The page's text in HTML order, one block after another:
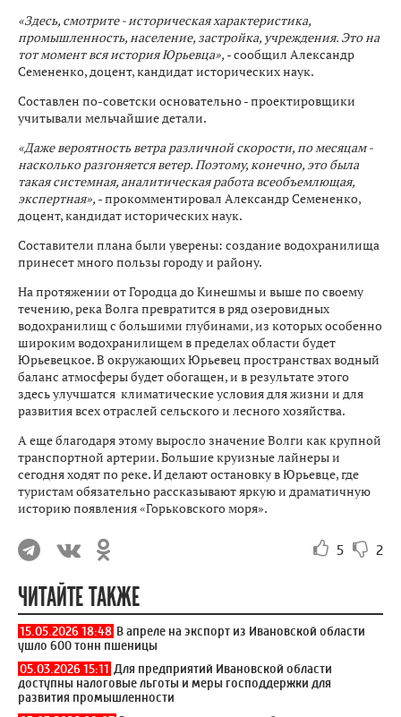
«Здесь, смотрите - историческая характеристика,
промышленность, население, застройка, учреждения. Это на
тот момент вся история Юрьевца», - сообщил Александр
Семененко, доцент, кандидат исторических наук.
Составлен по-советски основательно - проектировщики
учитывали мельчайшие детали.
«Даже вероятность ветра различной скорости, по месяцам -
насколько разгоняется ветер. Поэтому, конечно, это была
такая системная, аналитическая работа всеобъемлющая,
экспертная», - прокомментировал Александр Семененко,
доцент, кандидат исторических наук.
Составители плана были уверены: создание водохранилища
принесет много пользы городу и району.
На протяжении от Городца до Кинешмы и выше по своему
течению, река Волга превратится в ряд озеровидных
водохранилищ с большими глубинами, из которых особенно
широким водохранилищем в пределах области будет
Юрьевецкое. В окружающих Юрьевец пространствах водный
баланс атмосферы будет обогащен, и в результате этого
здесь улучшатся климатические условия для жизни и для
развития всех отраслей сельского и лесного хозяйства.
А еще благодаря этому выросло значение Волги как крупной
транспортной артерии. Большие круизные лайнеры и
сегодня ходят по реке. И делают остановку в Юрьевце, где
туристам обязательно рассказывают яркую и драматичную
историю появления «Горьковского моря».
5 2
ЧИТАЙТЕ ТАКЖЕ
15.05.2026 18:48 В апреле на экспорт из Ивановской области
ушло 600 тонн пшеницы
05.03.2026 15:11 Для предприятий Ивановской области
доступны налоговые льготы и меры господдержки для
развития промышленности